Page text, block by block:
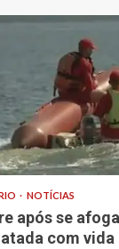
NOTÍCIAS
após se
com vida